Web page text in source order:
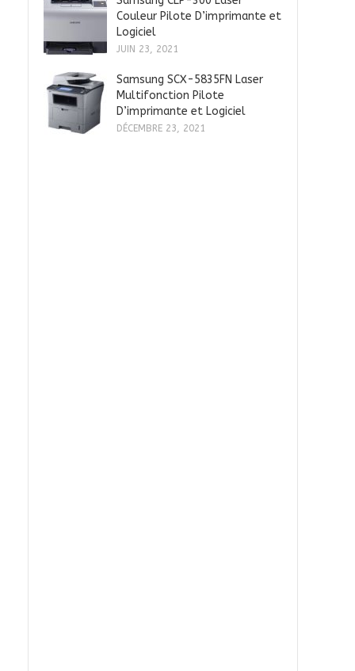
Couleur Pilote D’imprimante et
Logiciel
JUIN 23, 2021
Samsung SCX-5835FN Laser
Multifonction Pilote
D’imprimante et Logiciel
DÉCEMBRE 23, 2021